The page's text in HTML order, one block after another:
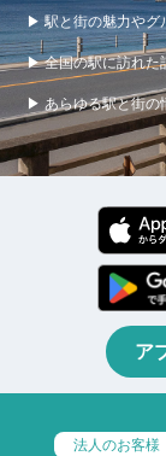
▶ 駅と街の魅力やグ
▶ 全国の駅に訪れた
▶ あらゆる駅と街の
ア
法人のお客様